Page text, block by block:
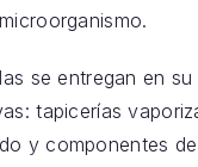
se entregan en
tapicerías
y componentes